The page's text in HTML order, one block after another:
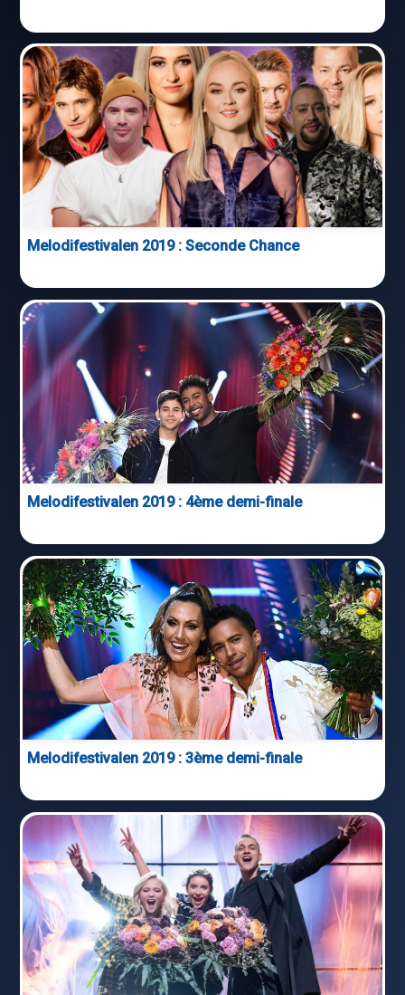
Melodifestivalen 2019 : Seconde Chance
Melodifestivalen 2019 : 4ème demi-finale
Melodifestivalen 2019 : 3ème demi-finale